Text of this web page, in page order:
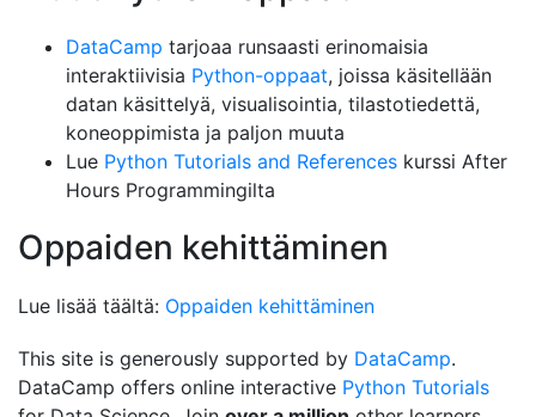
DataCamp tarjoaa runsaasti erinomaisia
interaktiivisia Python-oppaat, joissa käsitellään
datan käsittelyä, visualisointia, tilastotiedettä,
koneoppimista ja paljon muuta
Lue Python Tutorials and References kurssi After
Hours Programmingilta
Oppaiden kehittäminen
Lue lisää täältä: Oppaiden kehittäminen
This site is generously supported by DataCamp.
DataCamp offers online interactive Python Tutorials